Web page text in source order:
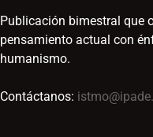
Publicación bimestral que
pensamiento actual con
humanismo.
Contáctanos: